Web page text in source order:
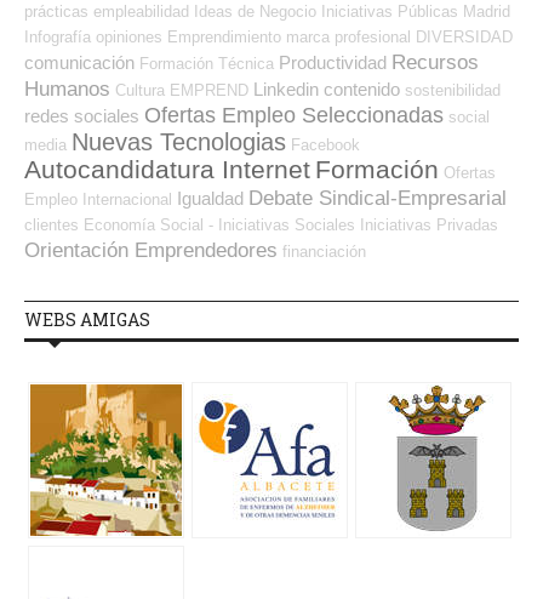
prácticas empleabilidad Ideas de Negocio Iniciativas Públicas Madrid
Infografía opiniones Emprendimiento marca profesional DIVERSIDAD
comunicación Formación Técnica Productividad Recursos
Humanos Cultura EMPREND Linkedin contenido sostenibilidad
redes sociales Ofertas Empleo Seleccionadas social
media Nuevas Tecnologias Facebook
Autocandidatura Internet Formación Ofertas
Empleo Internacional Igualdad Debate Sindical-Empresarial
clientes Economía Social - Iniciativas Sociales Iniciativas Privadas
Orientación Emprendedores financiación
WEBS AMIGAS